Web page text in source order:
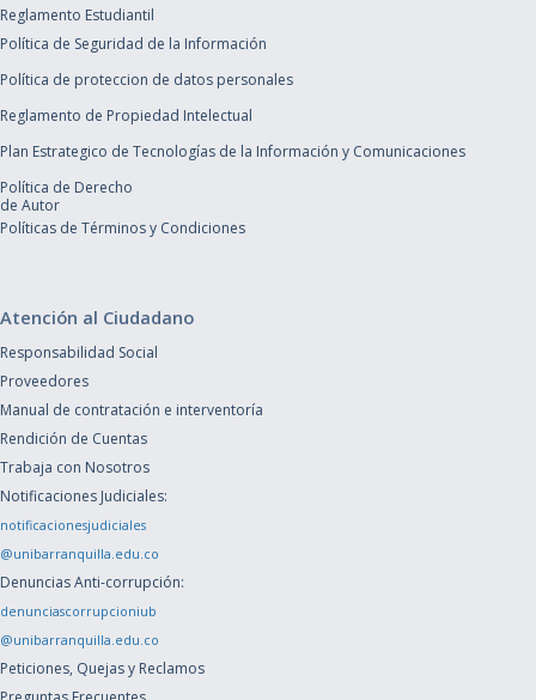
Reglamento Estudiantil
Política de Seguridad de la Información
Política de proteccion de datos personales
Reglamento de Propiedad Intelectual
Plan Estrategico de Tecnologías de la Información y Comunicaciones
Política de Derecho
de Autor
Políticas de Términos y Condiciones
Atención al Ciudadano
Responsabilidad Social
Proveedores
Manual de contratación e interventoría
Rendición de Cuentas
Trabaja con Nosotros
Notificaciones Judiciales:
notificacionesjudiciales
@unibarranquilla.edu.co
Denuncias Anti-corrupción:
denunciascorrupcioniub
@unibarranquilla.edu.co
Peticiones, Quejas y Reclamos